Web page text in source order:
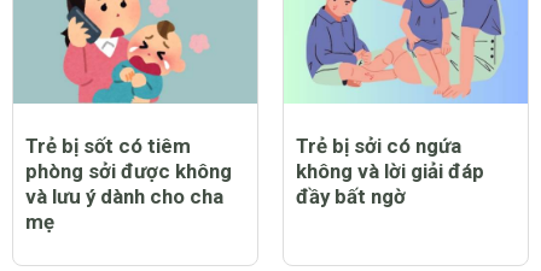
Trẻ bị sốt có tiêm
phòng sởi được không
và lưu ý dành cho cha
mẹ
Trẻ bị sởi có ngứa
không và lời giải đáp
đầy bất ngờ